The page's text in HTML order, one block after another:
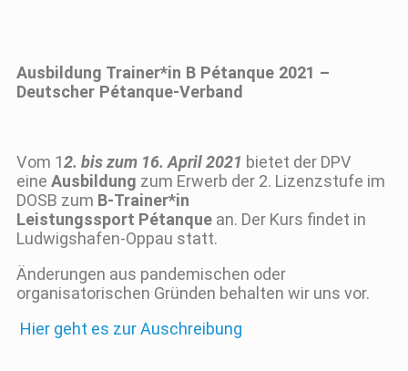
Ausbildung Trainer*in B Pétanque 2021 –
Deutscher Pétanque-Verband
Vom 12. bis zum 16. April 2021 bietet der DPV
eine Ausbildung zum Erwerb der 2. Lizenzstufe im
DOSB zum B-Trainer*in
Leistungssport Pétanque an. Der Kurs findet in
Ludwigshafen-Oppau statt.
Änderungen aus pandemischen oder
organisatorischen Gründen behalten wir uns vor.
Hier geht es zur Auschreibung